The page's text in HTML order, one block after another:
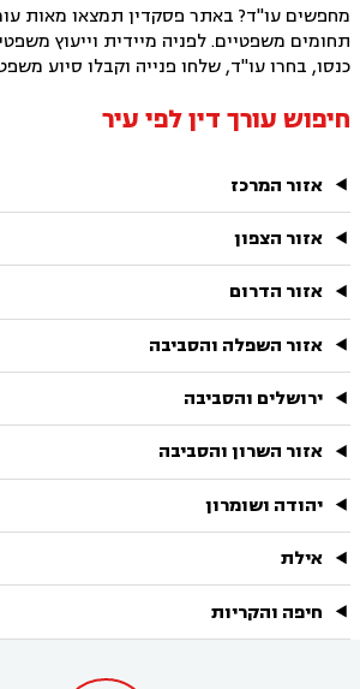
מחפשים עו"ד? באתר פסקדין תמצאו מאות
תחומים משפטיים. לפניה מיידית וייעוץ
כנסו, בחרו עו"ד, שלחו פנייה וקבלו סיוע
חיפוש עורך דין לפי עיר
אזור המרכז
אזור הצפון
אזור הדרום
אזור השפלה והסביבה
ירושלים והסביבה
אזור השרון והסביבה
יהודה ושומרון
אילת
חיפה והקריות